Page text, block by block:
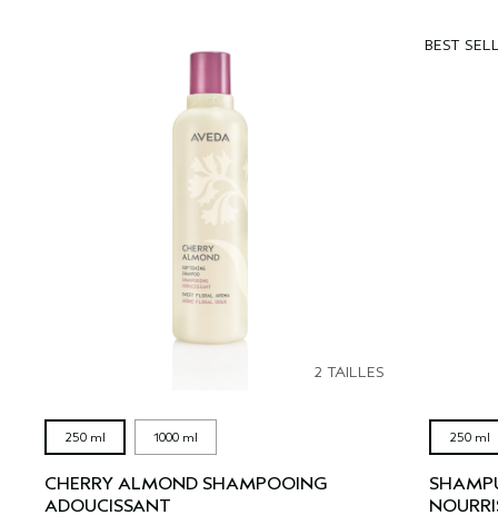
2 TAILLES
250 ml 1000 ml
CHERRY ALMOND SHAMPOOING
ADOUCISSANT
BEST
250 ml